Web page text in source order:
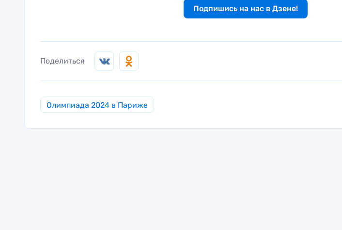
Подпишись на нас в Дзене!
Поделиться
Олимпиада 2024 в Париже